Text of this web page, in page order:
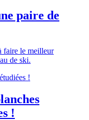
paire de
faire le meilleur
de ski.
!